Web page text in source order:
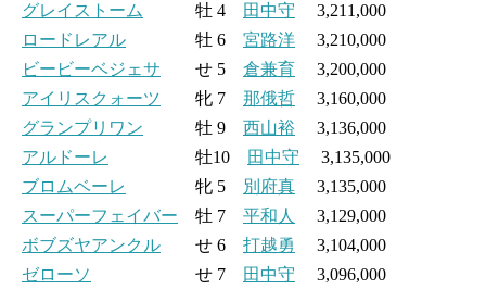
グレイストーム
牡 4 田中守 3,211,000
ロードレアル 牡 6 宮路洋 3,210,000
ビービーベジェサ せ 5 倉兼育 3,200,000
アイリスクォーツ 牝 7 那俄哲 3,160,000
グランプリワン 牡 9 西山裕 3,136,000
アルドーレ
牡10 田中守 3,135,000
ブロムベーレ
牝 5 別府真 3,135,000
スーパーフェイバー 牡 7 平和人
3,129,000
ボブズヤアンクル せ 6 打越勇
3,104,000
ゼローソ
せ 7 田中守 3,096,000